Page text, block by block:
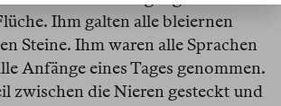
Ihm galten alle bleiernen
Steine. Ihm waren alle Sprachen
Anfänge eines Tages genommen.
zwischen die Nieren gesteckt und